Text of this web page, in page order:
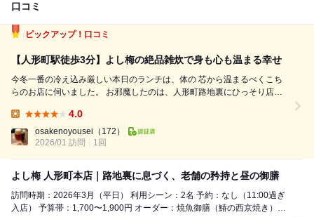
口コミ
ピックアップ！口コミ
【人形町駅徒歩3分】よし梅の絶品雑炊で身も心も温まる幸せ
今冬一番の冷え込み厳しい本日のランチは、体の 芯から温まるべくこち
らのお店に伺いました。 お邪魔したのは、人形町路地裏にひっそり店を
てに訪れる人も多く、 今日も早い時間から盛況でした。 それでは熱々の
雑炊で、...
4.0
osakenoyousei （172）
2026/01 訪問
1回
よし梅 人形町本店｜路地裏に息づく、老舗の矜持と昼の御膳
訪問時期：2026年3月（平日） 利用シーン：2名 予約：なし（11:00過ぎ
入店） 予算帯：1,700〜1,900円 オーダー：焼魚御膳（鰆の西京焼き）、